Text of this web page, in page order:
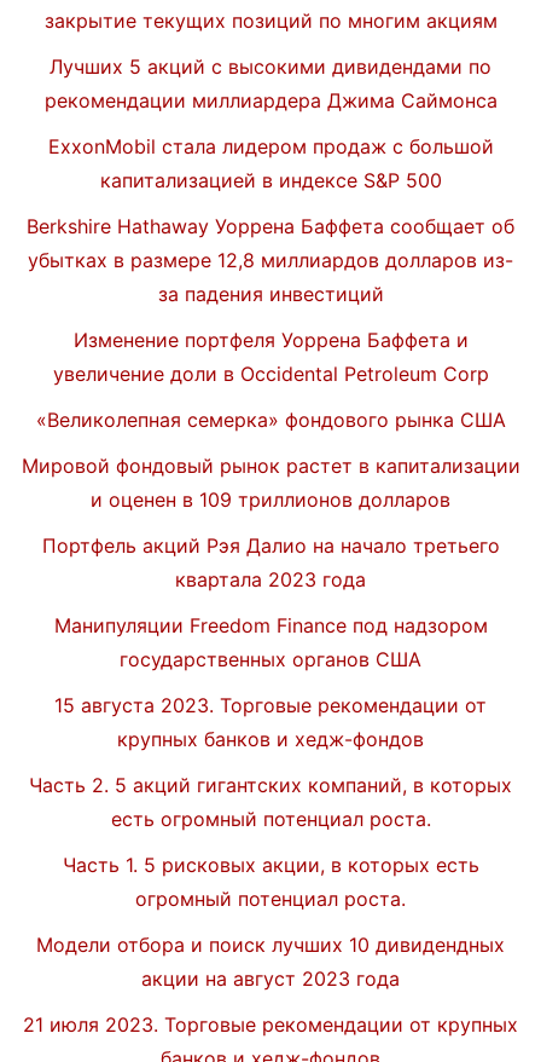
закрытие текущих позиций по многим акциям
Лучших 5 акций с высокими дивидендами по
рекомендации миллиардера Джима Саймонса
ExxonMobil стала лидером продаж с большой
капитализацией в индексе S&P 500
Berkshire Hathaway Уоррена Баффета сообщает об
убытках в размере 12,8 миллиардов долларов из-
за падения инвестиций
Изменение портфеля Уоррена Баффета и
увеличение доли в Occidental Petroleum Corp
«Великолепная семерка» фондового рынка США
Мировой фондовый рынок растет в капитализации
и оценен в 109 триллионов долларов
Портфель акций Рэя Далио на начало третьего
квартала 2023 года
Манипуляции Freedom Finance под надзором
государственных органов США
15 августа 2023. Торговые рекомендации от
крупных банков и хедж-фондов
Часть 2. 5 акций гигантских компаний, в которых
есть огромный потенциал роста.
Часть 1. 5 рисковых акции, в которых есть
огромный потенциал роста.
Модели отбора и поиск лучших 10 дивидендных
акции на август 2023 года
21 июля 2023. Торговые рекомендации от крупных